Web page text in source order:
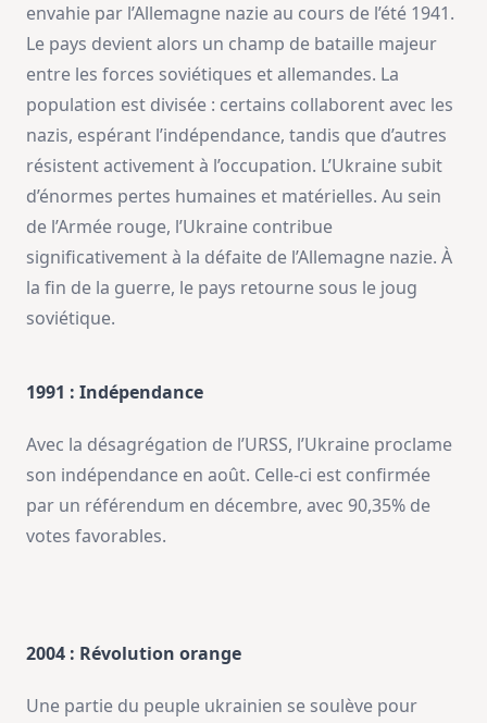
envahie par l’Allemagne nazie au cours de l’été 1941.
Le pays devient alors un champ de bataille majeur
entre les forces soviétiques et allemandes. La
population est divisée : certains collaborent avec les
nazis, espérant l’indépendance, tandis que d’autres
résistent activement à l’occupation. L’Ukraine subit
d’énormes pertes humaines et matérielles. Au sein
de l’Armée rouge, l’Ukraine contribue
significativement à la défaite de l’Allemagne nazie. À
la fin de la guerre, le pays retourne sous le joug
soviétique.
1991 : Indépendance
Avec la désagrégation de l’URSS, l’Ukraine proclame
son indépendance en août. Celle-ci est confirmée
par un référendum en décembre, avec 90,35% de
votes favorables.
2004 : Révolution orange
Une partie du peuple ukrainien se soulève pour